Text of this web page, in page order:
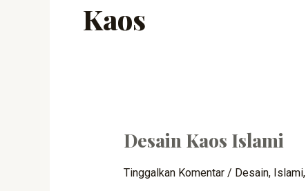
Kaos
Desain Kaos Islami
Tinggalkan Komentar / Desain, Islami,
Desain
Islami